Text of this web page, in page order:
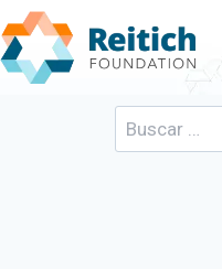
Saltar
al
contenido
Buscar: